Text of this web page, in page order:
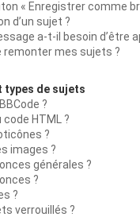
« Enregistrer comme
d’un sujet ?
a-t-il besoin d’être
remonter mes sujets ?
types de sujets
?
HTML ?
?
images ?
générales ?
?
?
verrouillés ?